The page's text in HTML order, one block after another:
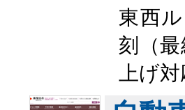
東西
刻（
上げ